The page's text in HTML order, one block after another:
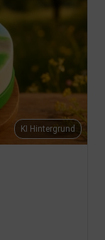
KI Hintergrund